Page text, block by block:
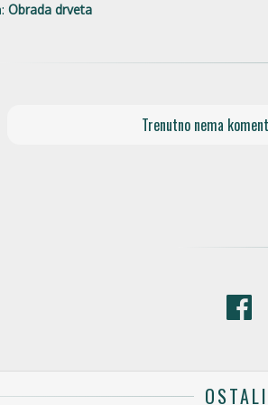
Obrada drveta
Trenutno nema